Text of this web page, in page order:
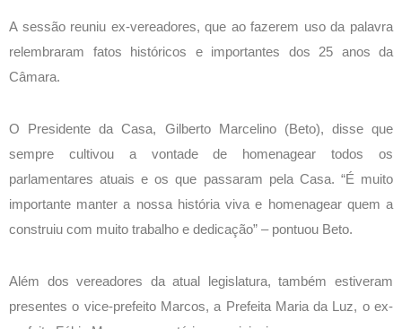
A sessão reuniu ex-vereadores, que ao fazerem uso da palavra
relembraram fatos históricos e importantes dos 25 anos da
Câmara.
O Presidente da Casa, Gilberto Marcelino (Beto), disse que
sempre cultivou a vontade de homenagear todos os
parlamentares atuais e os que passaram pela Casa. “É muito
importante manter a nossa história viva e homenagear quem a
construiu com muito trabalho e dedicação” – pontuou Beto.
Além dos vereadores da atual legislatura, também estiveram
presentes o vice-prefeito Marcos, a Prefeita Maria da Luz, o ex-